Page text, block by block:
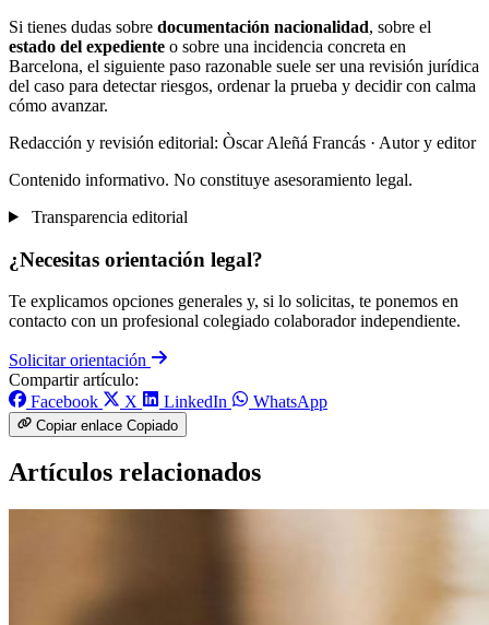
Si tienes dudas sobre documentación nacionalidad, sobre el
estado del expediente o sobre una incidencia concreta en
Barcelona, el siguiente paso razonable suele ser una revisión jurídica
del caso para detectar riesgos, ordenar la prueba y decidir con calma
cómo avanzar.
Redacción y revisión editorial: Òscar Aleñá Francás · Autor y editor
Contenido informativo. No constituye asesoramiento legal.
Transparencia editorial
¿Necesitas orientación legal?
Te explicamos opciones generales y, si lo solicitas, te ponemos en
contacto con un profesional colegiado colaborador independiente.
Solicitar orientación
Compartir artículo:
Facebook
X LinkedIn WhatsApp
Copiar enlace Copiado
Artículos relacionados